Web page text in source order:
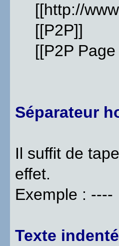
[[http://
[[P2P]]
[[P2P
Séparateur
Il suffit de
effet.
Exemple : ----
Texte